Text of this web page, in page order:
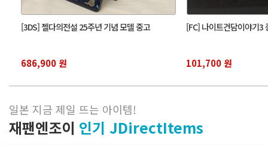
[3DS] 젤다의전설 25주년 기념 모델 중고
686,900 원
[FC] 나이트건담이야기3
101,700 원
일본 지금 제일 뜨는 아이템!
재팬엔조이 인기 JDirectItems